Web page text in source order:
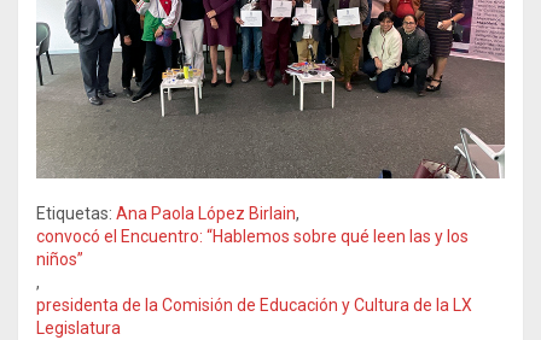
Etiquetas: Ana Paola López Birlain,
convocó el Encuentro: “Hablemos sobre qué leen las y los
niños”
,
presidenta de la Comisión de Educación y Cultura de la LX
Legislatura